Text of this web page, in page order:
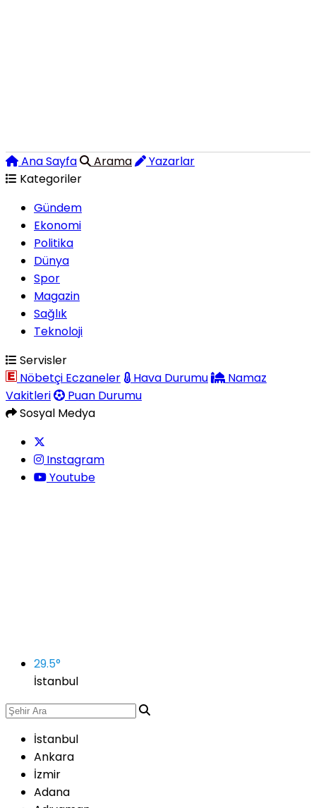
Ana Sayfa Arama
Yazarlar
Kategoriler
Gündem
Ekonomi
Politika
Dünya
Spor
Magazin
Sağlık
Teknoloji
Servisler
Nöbetçi Eczaneler
Hava Durumu
Namaz
Vakitleri
Puan Durumu
Sosyal Medya
Instagram
Youtube
29.5°
İstanbul
İstanbul
Ankara
İzmir
Adana